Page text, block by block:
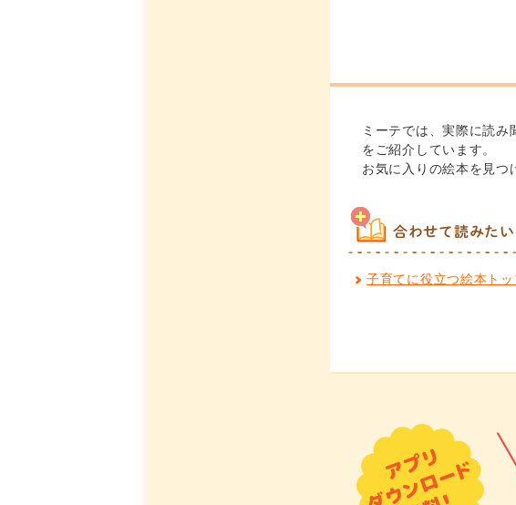
ミーテでは、実際に読
をご紹介しています。
お気に入りの絵本を見つ
合わせて読みたい
子育てに役立つ絵本トッ